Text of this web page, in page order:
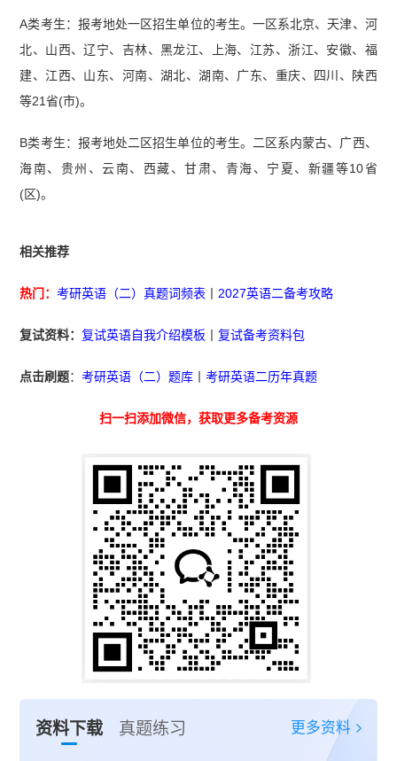
A类考生：报考地处一区招生单位的考生。一区系北京、天津、河
北、山西、辽宁、吉林、黑龙江、上海、江苏、浙江、安徽、福
建、江西、山东、河南、湖北、湖南、广东、重庆、四川、陕西
等21省(市)。
B类考生：报考地处二区招生单位的考生。二区系内蒙古、广西、
海南、贵州、云南、西藏、甘肃、青海、宁夏、新疆等10省
(区)。
相关推荐
热门：考研英语（二）真题词频表 2027英语二备考攻略
复试资料：复试英语自我介绍模板 丨复试备考资料包
点击刷题：考研英语（二）题库 丨考研英语二历年真题
扫一扫添加微信，获取更多备考资源
资料下载 真题练习 更多资料